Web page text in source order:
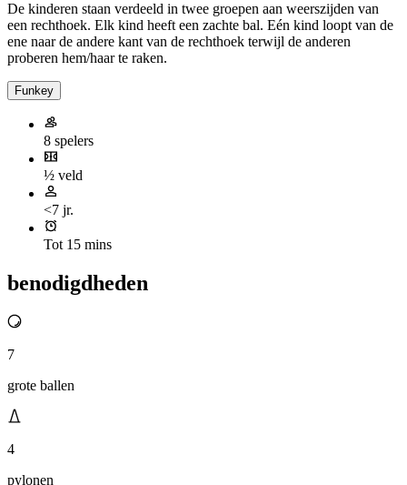
De kinderen staan verdeeld in twee groepen aan weerszijden van
een rechthoek. Elk kind heeft een zachte bal. Eén kind loopt van de
ene naar de andere kant van de rechthoek terwijl de anderen
proberen hem/haar te raken.
Funkey
8 spelers
½ veld
<7 jr.
Tot 15 mins
benodigdheden
7
grote ballen
4
pylonen